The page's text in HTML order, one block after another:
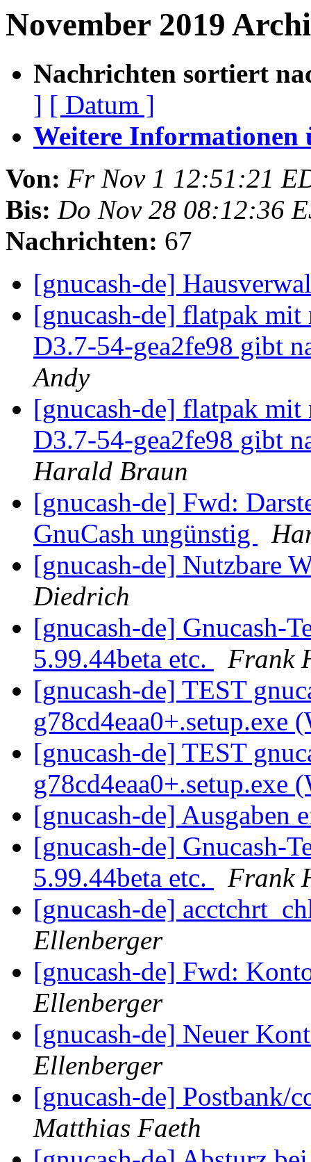
November 2019
Nachrichten sortiert
] [ Datum ]
Weitere Informationen
Von: Fr Nov 1 12:51:21
Bis: Do Nov 28 08:12:36
Nachrichten: 67
[gnucash-de]
[gnucash-de] flatpak
D3.7-54-gea2fe98 gibt
Andy
[gnucash-de] flatpak
D3.7-54-gea2fe98 gibt
Harald Braun
[gnucash-de] Fwd:
GnuCash ungünstig
[gnucash-de] Nutzbare
Diedrich
[gnucash-de] Gnucash-
5.99.44beta etc.
Frank
[gnucash-de] TEST
g78cd4eaa0+.setup.exe
[gnucash-de] TEST
g78cd4eaa0+.setup.exe
[gnucash-de] Ausgaben
[gnucash-de] Gnucash-
5.99.44beta etc.
Frank
[gnucash-de]
Ellenberger
[gnucash-de] Fwd:
Ellenberger
[gnucash-de] Neuer
Ellenberger
[gnucash-de] Postbank/
Matthias Faeth